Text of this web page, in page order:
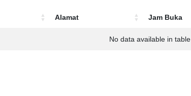
Alamat Jam Buka
Jam Buka
No data available in table